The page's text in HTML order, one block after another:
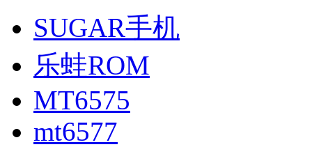
SUGAR手机
乐蛙ROM
MT6575
mt6577